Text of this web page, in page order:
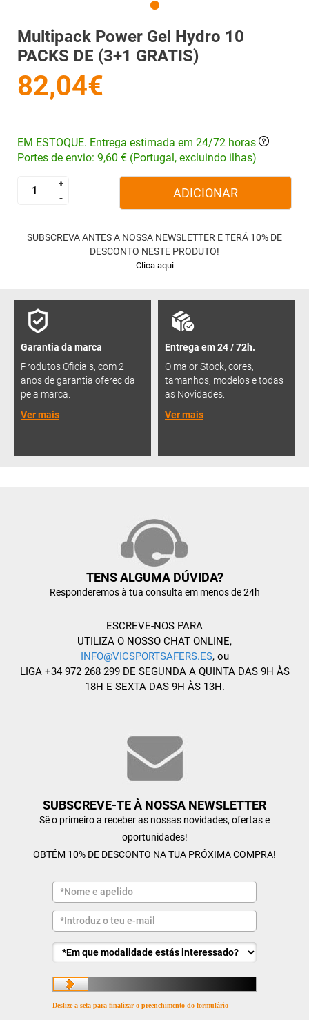
Multipack Power Gel Hydro 10
PACKS DE (3+1 GRATIS)
82,04€
EM ESTOQUE. Entrega estimada em 24/72 horas
Portes de envio: 9,60 € (Portugal, excluindo ilhas)
+
-
+
-
ADICIONAR
SUBSCREVA ANTES A NOSSA NEWSLETTER E TERÁ 10% DE
DESCONTO NESTE PRODUTO!
Clica aqui
Garantia da marca
Produtos Oficiais, com 2
anos de garantia oferecida
pela marca.
Ver mais
Entrega em 24 / 72h.
O maior Stock, cores,
tamanhos, modelos e todas
as Novidades.
Ver mais
TENS ALGUMA DÚVIDA?
Responderemos à tua consulta em menos de 24h
ESCREVE-NOS PARA
UTILIZA O NOSSO CHAT ONLINE,
INFO@VICSPORTSAFERS.ES, ou
LIGA +34 972 268 299 DE SEGUNDA A QUINTA DAS 9H ÀS
18H E SEXTA DAS 9H ÀS 13H.
SUBSCREVE-TE À NOSSA NEWSLETTER
Sê o primeiro a receber as nossas novidades, ofertas e
oportunidades!
OBTÉM 10% DE DESCONTO NA TUA PRÓXIMA COMPRA!
Deslize a seta para finalizar o preenchimento do formulário